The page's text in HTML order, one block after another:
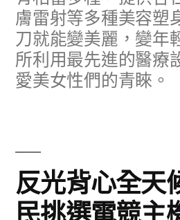
膚雷射等多種美容塑
刀就能變美麗，變年
所利用最先進的醫療
愛美女性們的青睞。
反光背心全天
民挑選電競主